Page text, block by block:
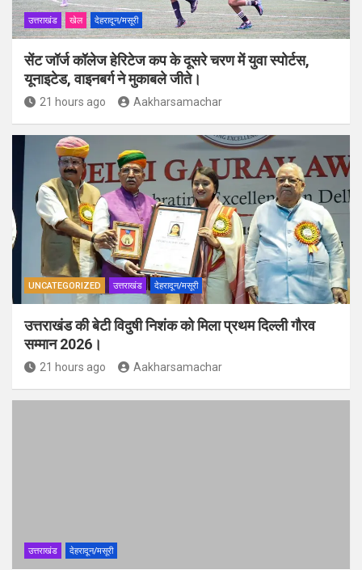
उत्तराखंड खेल देहरादून/मसूरी
सेंट जॉर्ज कॉलेज हेरिटेज कप के दूसरे चरण में युवा स्पोर्टस,
यूनाइटेड, वाइनबर्ग ने मुकाबले जीते।
21 hours ago Aakharsamachar
UNCATEGORIZED उत्तराखंड देहरादून/मसूरी
उत्तराखंड की बेटी विदुषी निशंक को मिला प्रथम दिल्ली गौरव
सम्मान 2026।
21 hours ago Aakharsamachar
उत्तराखंड देहरादून/मसूरी